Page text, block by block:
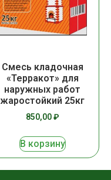
Смесь кладочная
«Терракот» для
наружных работ
жаростойкий 25кг
850,00₽
В корзину